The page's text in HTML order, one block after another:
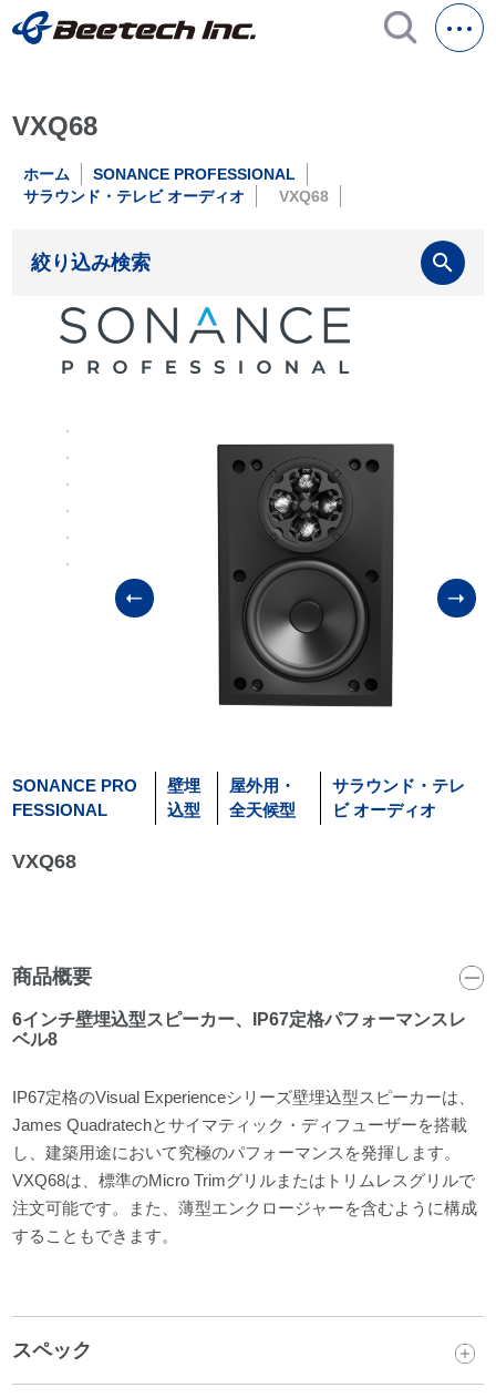
VXQ68
ホーム
SONANCE PROFESSIONAL
サラウンド・テレビ オーディオ
VXQ68
絞り込み検索 search
SONANCE PRO
FESSIONAL
壁埋
込型
屋外用・
全天候型
サラウンド・テレ
ビ オーディオ
VXQ68
商品概要
6インチ壁埋込型スピーカー、IP67定格パフォーマンスレ
ベル8
IP67定格のVisual Experienceシリーズ壁埋込型スピーカーは、
James Quadratechとサイマティック・ディフューザーを搭載
し、建築用途において究極のパフォーマンスを発揮します。
VXQ68は、標準のMicro Trimグリルまたはトリムレスグリルで
注文可能です。また、薄型エンクロージャーを含むように構成
することもできます。
スペック